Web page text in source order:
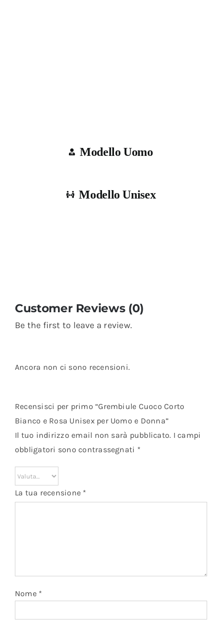
Modello Uomo
Modello Unisex
Customer Reviews (0)
Be the first to leave a review.
Ancora non ci sono recensioni.
Recensisci per primo “Grembiule Cuoco Corto
Bianco e Rosa Unisex per Uomo e Donna”
Il tuo indirizzo email non sarà pubblicato. I campi
obbligatori sono contrassegnati *
La tua recensione *
Nome *